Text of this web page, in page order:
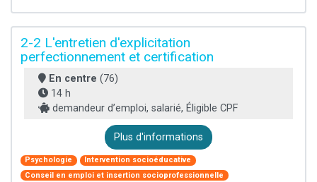
2-2 L'entretien d'explicitation
perfectionnement et certification
En centre (76)
14 h
demandeur d’emploi, salarié, Éligible CPF
Plus d'informations
Psychologie
Intervention socioéducative
Conseil en emploi et insertion socioprofessionnelle